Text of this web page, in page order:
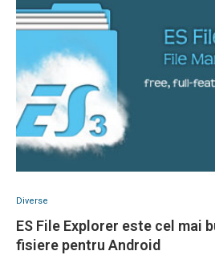
Diverse
ES File Explorer este cel mai
fisiere pentru Android